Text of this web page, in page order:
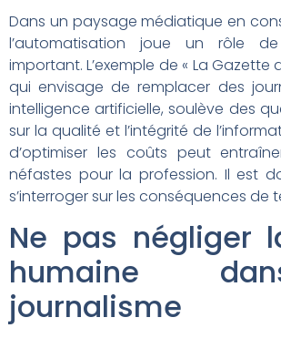
Dans un paysage médiatique en
l’automatisation joue un rôle
important. L’exemple de « La Gazette
qui envisage de remplacer des
intelligence artificielle, soulève des
sur la qualité et l’intégrité de
d’optimiser les coûts peut
néfastes pour la profession. Il est
s’interroger sur les conséquences de
Ne pas négliger
humaine
journalisme